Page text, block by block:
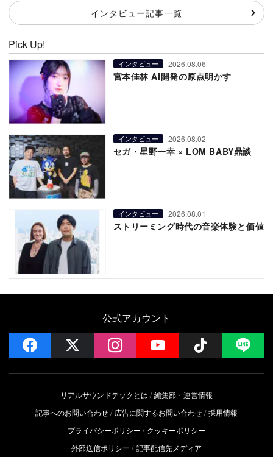
インタビュー記事一覧
Pick Up!
インタビュー 2026.08.06
宮本佳林 AI開発の原点明かす
インタビュー 2026.08.02
セガ・星野一幸 × LOM BABY鼎談
インタビュー 2026.08.01
ストリーミング時代の音楽体験と価値
公式アカウント
facebook instagramYouTube Follow
リアルサウンドテックとは
編集部・運営情報
記事へのお問い合わせ
広告に関するお問い合わせ 採用情報
プライバシーポリシー
クッキーポリシー
外部送信ポリシー
記事配信先メディア